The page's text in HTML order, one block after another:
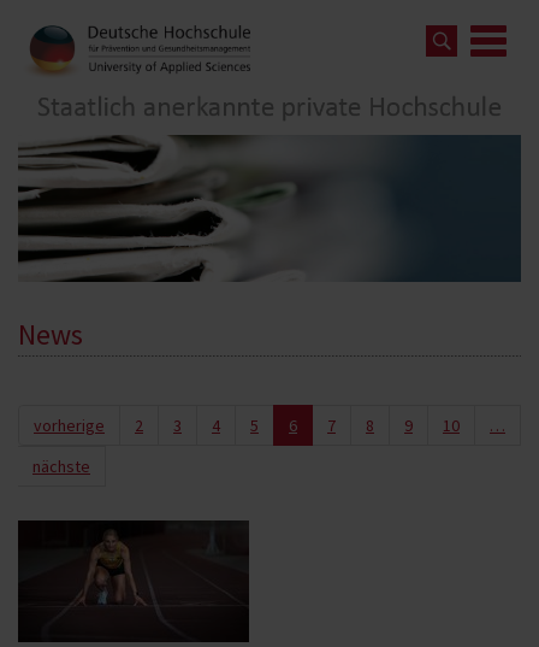
News
vorherige 2 3 4 5 6 7 8 9 10
…
nächste